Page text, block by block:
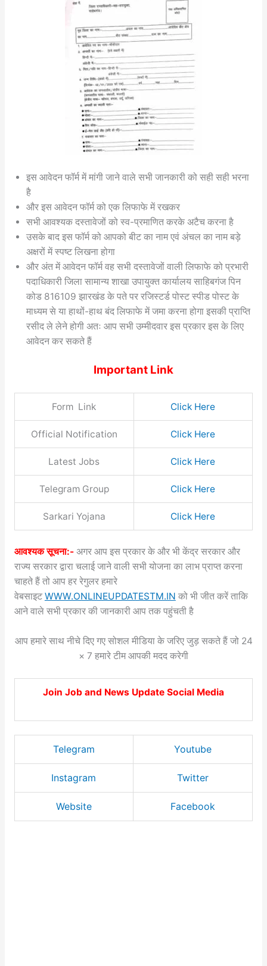
इस आवेदन फॉर्म में मांगी जाने वाले सभी जानकारी को सही सही भरना
है
और इस आवेदन फॉर्म को एक लिफाफे में रखकर
सभी आवश्यक दस्तावेजों को स्व-प्रमाणित करके अटैच करना है
उसके बाद इस फॉर्म को आपको बीट का नाम एवं अंचल का नाम बड़े
अक्षरों में स्पष्ट लिखना होगा
और अंत में आवेदन फॉर्म वह सभी दस्तावेजों वाली लिफाफे को प्रभारी
पदाधिकारी जिला सामान्य शाखा उपायुक्त कार्यालय साहिबगंज पिन
कोड 816109 झारखंड के पते पर रजिस्टर्ड पोस्ट स्पीड पोस्ट के
माध्यम से या हाथों-हाथ बंद लिफाफे में जमा करना होगा इसकी प्राप्ति
रसीद ले लेने होगी अतः आप सभी उम्मीदवार इस प्रकार इस के लिए
आवेदन कर सकते हैं
Important Link
Form Link Click Here
Official Notification Click Here
Latest Jobs Click Here
Telegram Group Click Here
Sarkari Yojana Click Here
आवश्यक सूचना:- अगर आप इस प्रकार के और भी केंद्र सरकार और
राज्य सरकार द्वारा चलाई जाने वाली सभी योजना का लाभ प्राप्त करना
चाहते हैं तो आप हर रेगुलर हमारे
वेबसाइटWWW.ONLINEUPDATESTM.IN को भी जीत करें ताकि
आने वाले सभी प्रकार की जानकारी आप तक पहुंचती है
आप हमारे साथ नीचे दिए गए सोशल मीडिया के जरिए जुड़ सकते हैं जो 24
× 7 हमारे टीम आपकी मदद करेगी
Join Job and News Update Social Media
Telegram Youtube
Instagram Twitter
Website Facebook